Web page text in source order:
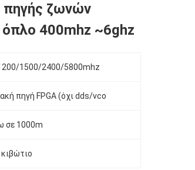
ζωνών
400mhz ~6ghz
1500/2400/5800mhz
πηγή FPGA (όχι dds/vco
σε 1000m